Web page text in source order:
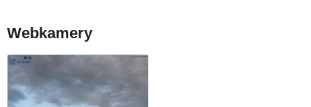
Webkamery